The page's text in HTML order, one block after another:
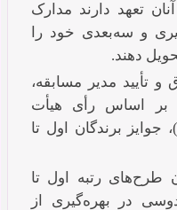
تعهد دارند مدارک
و سه‌بعدی خود را
دهند.
تأیید مدیر مسابقه،
بر اساس رأی هیأت
جوایز برندگان اول تا
طرح‌های رتبه اول تا
در بهره‌گیری از